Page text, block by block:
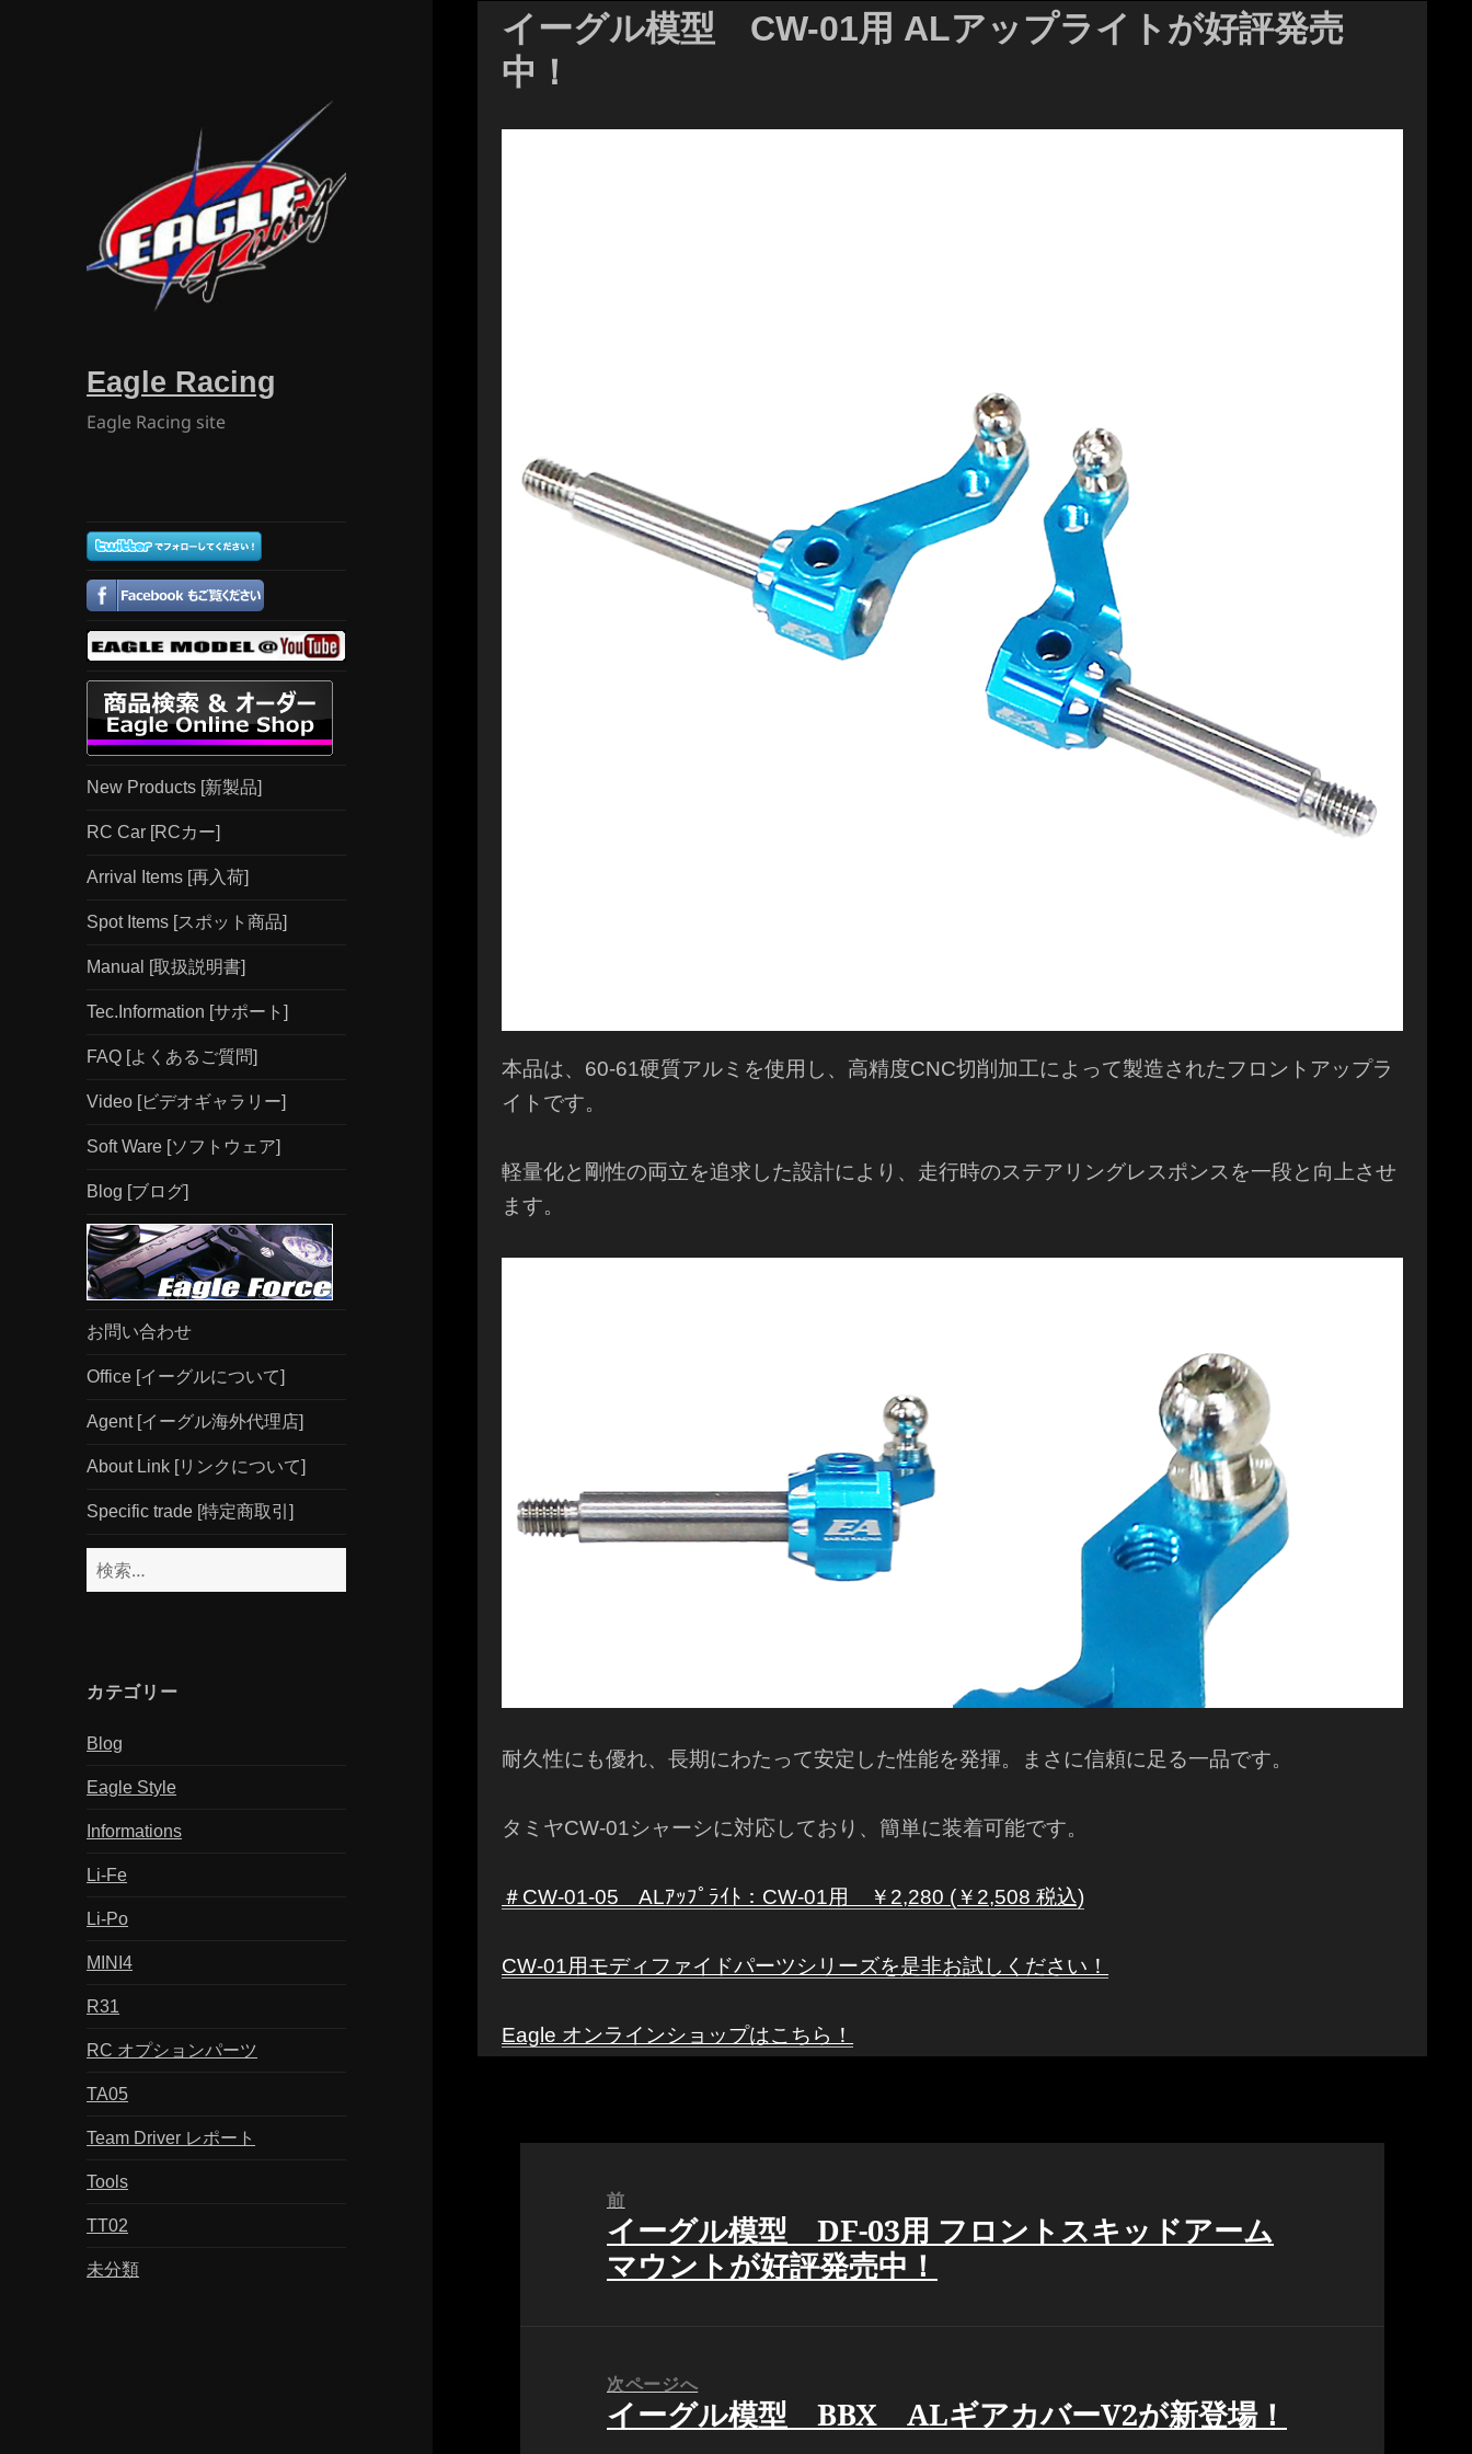
Eagle Racing
Eagle Racing site
New Products [新製品]
RC Car [RCカー]
Arrival Items [再入荷]
Spot Items [スポット商品]
Manual [取扱説明書]
Tec.Information [サポート]
FAQ [よくあるご質問]
Video [ビデオギャラリー]
Soft Ware [ソフトウェア]
Blog [ブログ]
お問い合わせ
Office [イーグルについて]
Agent [イーグル海外代理店]
About Link [リンクについて]
Specific trade [特定商取引]
検
カテゴリー
Blog
Eagle Style
Informations
Li-Fe
Li-Po
MINI4
R31
RC オプションパーツ
TA05
Team Driver レポート
Tools
TT02
未分類
イーグル模型 CW-01用 ALアップライトが好評発売
中！
本品は、60-61硬質アルミを使用し、高精度CNC切削加工によって製造されたフロントアップラ
イトです。
軽量化と剛性の両立を追求した設計により、走行時のステアリングレスポンスを一段と向上させ
ます。
耐久性にも優れ、長期にわたって安定した性能を発揮。まさに信頼に足る一品です。
タミヤCW-01シャーシに対応しており、簡単に装着可能です。
＃CW-01-05 ALｱｯﾌﾟﾗｲﾄ：CW-01用 ￥2,280 (￥2,508 税込)
CW-01用モディファイドパーツシリーズを是非お試しください！
Eagle オンラインショップはこちら！
前
前
の
イーグル模型 DF-03用 フロントスキッドアーム
マウントが好評発売中！
次ページへ
次
イーグル模型 BBX ALギアカバーV2が新登場！